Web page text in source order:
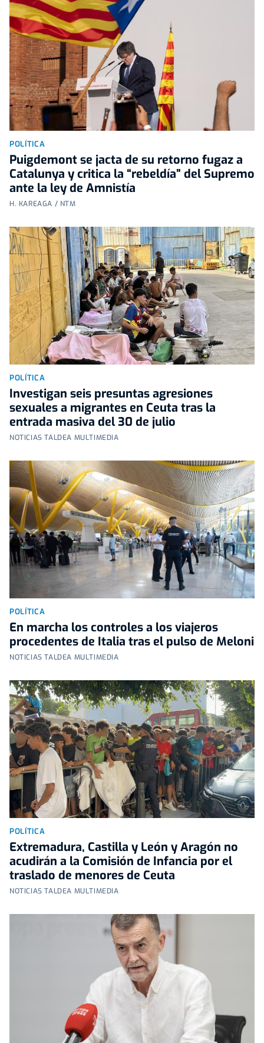
POLÍTICA
Puigdemont se jacta de su retorno fugaz a
Catalunya y critica la “rebeldía” del Supremo
ante la ley de Amnistía
H. KAREAGA / NTM
POLÍTICA
Investigan seis presuntas agresiones
sexuales a migrantes en Ceuta tras la
entrada masiva del 30 de julio
NOTICIAS TALDEA MULTIMEDIA
POLÍTICA
En marcha los controles a los viajeros
procedentes de Italia tras el pulso de Meloni
NOTICIAS TALDEA MULTIMEDIA
POLÍTICA
Extremadura, Castilla y León y Aragón no
acudirán a la Comisión de Infancia por el
traslado de menores de Ceuta
NOTICIAS TALDEA MULTIMEDIA